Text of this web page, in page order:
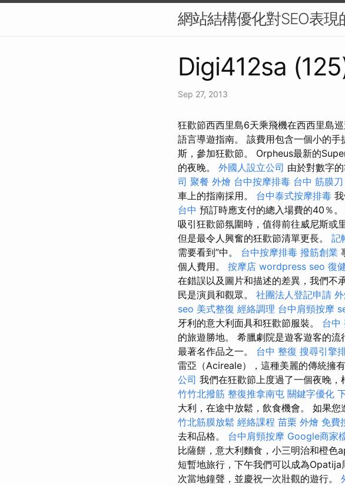
網站結構優化對SEO表
Digi412sa
Sep 27, 2013
狂歡節西西里島6天乘飛機在西西里島
語言導遊指南。 該費用包含一個小的
斯，參加狂歡節。 Orpheus最新的
的夜晚。 外國人設立公司 由於對數字
司 聚餐 外燴 台中按摩排毒 台中 筋膜刀
車上的指南採用。 台中泰式按摩排毒
台中 預訂時應支付的總入場費的40％
吸引狂歡節氛圍時，值得前往威尼斯或
但是最令人興奮的狂歡節清單更長。 記
需要看到”中。 台中按摩排毒 撥筋創業
個人費用。 按摩店 wordpress seo 復
在錯誤以及圖片和描述的差異，我們不
民是演員和觀眾。 社團法人登記申請
seo 美式整復 經絡調理 台中肩頸按摩
牙利的意大利面具和狂歡節服裝。 台中
的旅遊勝地。 希臘劇院是遊客遊客的
最著名作品之一。 台中 整復 搜尋引擎
雷亞（Acireale），這種美麗的傳統擁
公司 我們在狂歡節上度過了一個夜晚，
竹竹北撥筋 整復推拿南屯 關鍵字優化
大利，在途中放鬆，飲食機會。 如果您
竹北筋膜放鬆 經絡課程 苗栗 外燴 免費
去和品格。 台中肩頸按摩 Google商家
比薩餅，意大利麵食，小三明治和橙
短暫地旅行，下午我們可以成為Opatija
次當地鐘聲，並慶祝一次壯觀的遊行。